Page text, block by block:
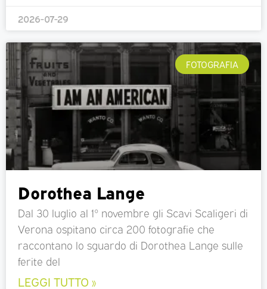
2026-07-29
FOTOGRAFIA
Dorothea Lange
Dal 30 luglio al 1° novembre gli Scavi Scaligeri di
Verona ospitano circa 200 fotografie che
raccontano lo sguardo di Dorothea Lange sulle
ferite del
LEGGI TUTTO »